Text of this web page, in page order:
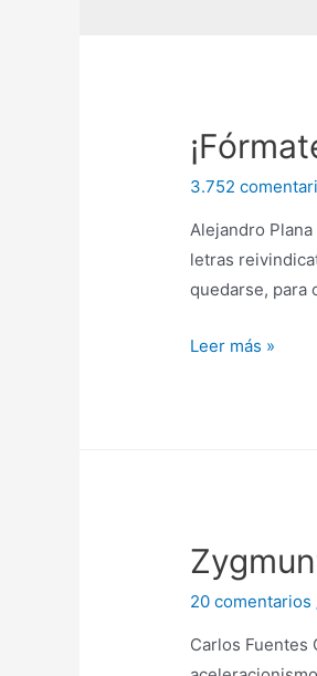
3.752
Alejandro
letras
quedarse, para
¡Fórmate
Leer más »
20 comentarios
Carlos Fuentes